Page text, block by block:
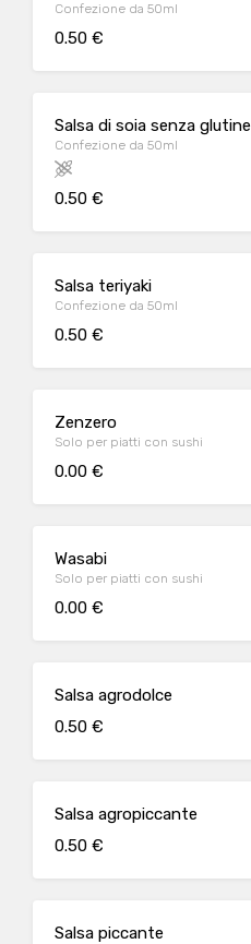
Confezione da 50ml
0.50 €
Salsa di soia senza glutine
Confezione da 50ml
0.50 €
Salsa teriyaki
Confezione da 50ml
0.50 €
Zenzero
Solo per piatti con sushi
0.00 €
Wasabi
Solo per piatti con sushi
0.00 €
Salsa agrodolce
0.50 €
Salsa agropiccante
0.50 €
Salsa piccante